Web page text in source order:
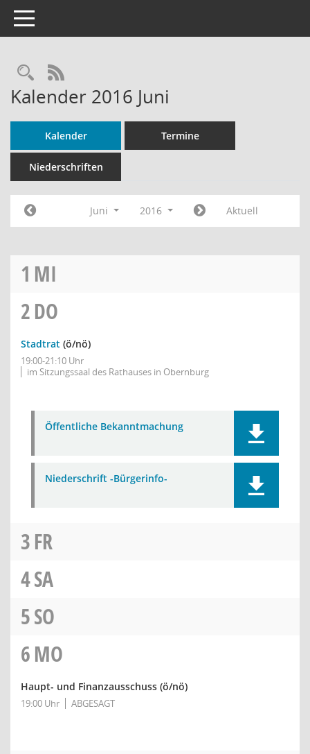
Toggle navigation
Rechercheauswahl
RSS-Feed
Kalender 2016 Juni
Kalender Termine
Niederschriften
Juni 2016 Aktuell
1 MI
2DO
Stadtrat (ö/nö)
19:00-21:10 Uhr
im Sitzungssaal des Rathauses in Obernburg
Öffentliche Bekanntmachung
Niederschrift -Bürgerinfo-
3FR
4SA
5SO
6MO
Haupt- und Finanzausschuss (ö/nö)
19:00 Uhr ABGESAGT